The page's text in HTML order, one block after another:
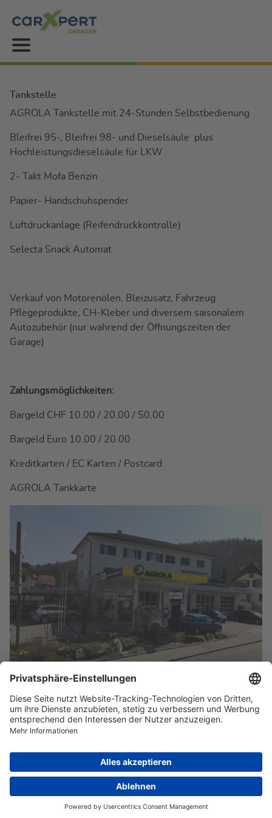
Tankstelle
AGROLA Tankstelle mit 24-Stunden Selbstbedienung
Bleifrei 95-, Bleifrei 98- und Dieselsäule plus
Hochleistungsdieselsäule für LKW
2- Takt Mofa Benzin
Papier- Handschuhspender
Luftdruckanlage (Reifendruckkontrolle)
Selecta Snack Automat
Verkauf von Motorenölen, Bleizusatz, Fahrzeug
Pflegeprodukte, CH-Kleber und diversem saisonalem
Autozubehör (nur während der Öffnungszeiten der
Garage)
Zahlungsmöglichkeiten:
Bargeld CHF 10.00 / 20.00 / 50.00
Bargeld Euro 10.00 / 20.00
Kreditkarten / EC Karten / Postcard
AGROLA Tankkarte
Copyright © 2026 Carxpert Automotive
Disclaimer